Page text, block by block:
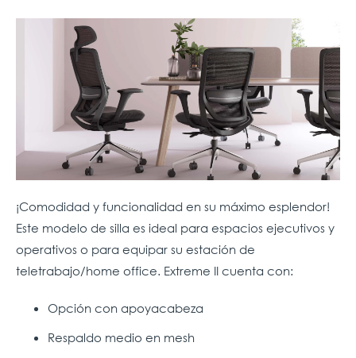
¡Comodidad y funcionalidad en su máximo esplendor!
Este modelo de silla es ideal para espacios ejecutivos y
operativos o para equipar su estación de
teletrabajo/home office. Extreme II cuenta con:
Opción con apoyacabeza
Respaldo medio en mesh